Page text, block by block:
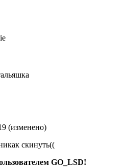
(изменено)
скинуть((
GO_LSD!